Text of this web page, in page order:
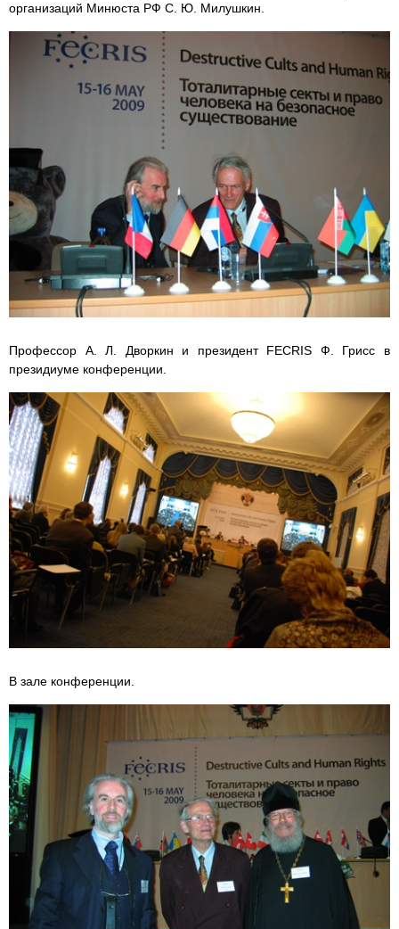
организаций Минюста РФ С. Ю. Милушкин.
Профессор А. Л. Дворкин и президент FECRIS Ф. Грисс в
президиуме конференции.
В зале конференции.